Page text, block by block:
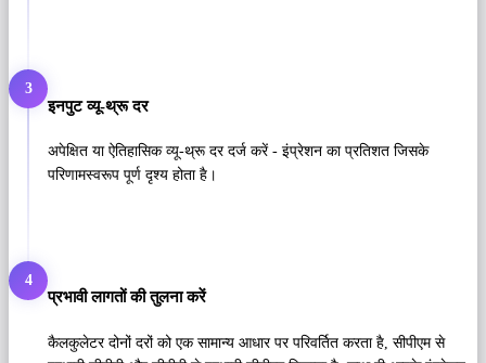
3
इनपुट व्यू-थ्रू दर
अपेक्षित या ऐतिहासिक व्यू-थ्रू दर दर्ज करें - इंप्रेशन का प्रतिशत जिसके
परिणामस्वरूप पूर्ण दृश्य होता है।
4
प्रभावी लागतों की तुलना करें
कैलकुलेटर दोनों दरों को एक सामान्य आधार पर परिवर्तित करता है, सीपीएम से